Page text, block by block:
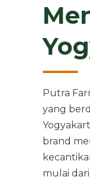
Putra
yang
brand
mulai